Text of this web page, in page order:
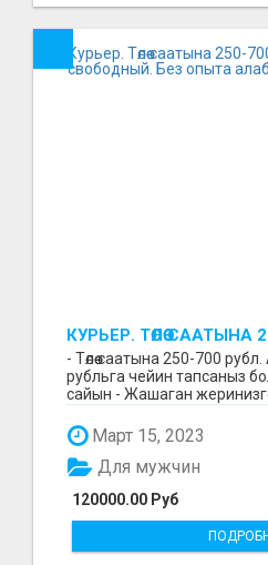
КУРЬЕР. ТӨЛӨӨ СААТЫНА
ЖУМУШ ГРАФИГИ
ОПЫТА АЛАБЫЗ.
- Төлөө саатына 250-700
рубльга чейин тапсаныз
сайын - Жашаган
Март 15, 2023
120000.00 Руб
Для мужчин